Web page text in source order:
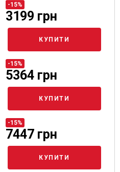
-15%
3199 грн
КУПИТИ
-15%
5364 грн
КУПИТИ
-15%
7447 грн
КУПИТИ